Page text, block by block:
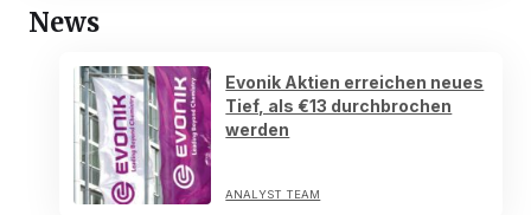
News
Evonik Aktien erreichen neues
Tief, als €13 durchbrochen
werden
ANALYST TEAM